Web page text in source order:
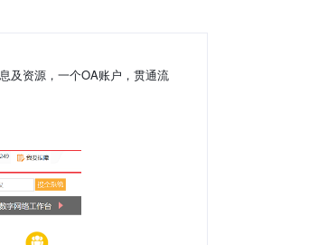
及资源，一个OA账户，贯通流